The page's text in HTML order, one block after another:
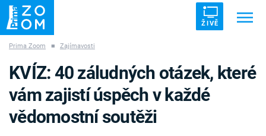
ŽIVĚ
ZÁHADY VETŘELCI DÁVNOVĚKU
Prima Zoom ■ Zajímavosti
KVÍZ: 40 záludných otázek, které
vám zajistí úspěch v každé
vědomostní soutěži